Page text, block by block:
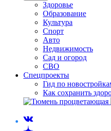
Здоровье
Образование
Культура
Спорт
Авто
Недвижимость
Сад и огород
СВО
Спецпроекты
Гид по
Как сохранить